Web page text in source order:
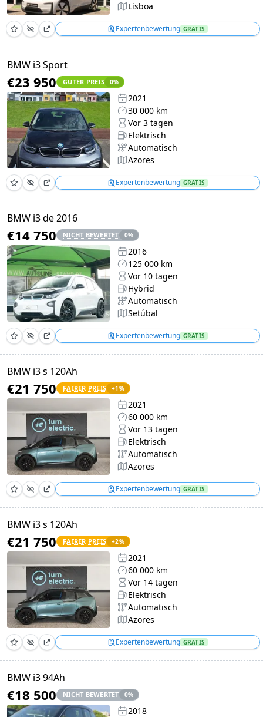
Lisboa
Expertenbewertung GRATIS
BMW i3 Sport
€23 950 GUTER PREIS 0%
2021
30 000 km
Vor 3 tagen
Elektrisch
Automatisch
Azores
Expertenbewertung GRATIS
BMW i3 de 2016
€14 750 NICHT BEWERTET 0%
2016
125 000 km
Vor 10 tagen
Hybrid
Automatisch
Setúbal
Expertenbewertung GRATIS
BMW i3 s 120Ah
€21 750 FAIRER PREIS +1%
2021
60 000 km
Vor 13 tagen
Elektrisch
Automatisch
Azores
Expertenbewertung GRATIS
BMW i3 s 120Ah
€21 750 FAIRER PREIS +2%
2021
60 000 km
Vor 14 tagen
Elektrisch
Automatisch
Azores
Expertenbewertung GRATIS
BMW i3 94Ah
€18 500 NICHT BEWERTET 0%
2018